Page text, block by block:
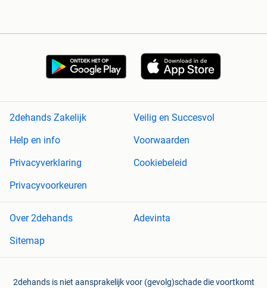
2dehands Zakelijk
Veilig en Succesvol
Help en info
Voorwaarden
Privacyverklaring
Cookiebeleid
Privacyvoorkeuren
Over 2dehands
Adevinta
Sitemap
2dehands is niet aansprakelijk voor (gevolg)schade die voortkomt